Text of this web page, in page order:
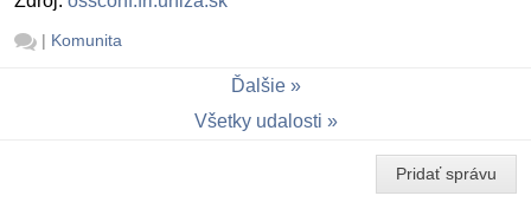
| Komunita
Ďalšie
Všetky udalosti
Pridať správu